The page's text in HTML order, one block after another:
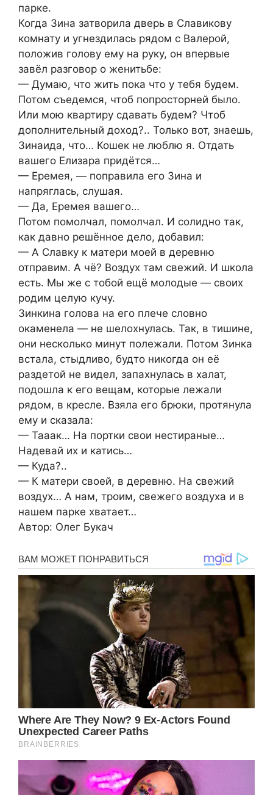
парке.
Когда Зина затворила дверь в Славикову
комнату и угнездилась рядом с Валерой,
положив голову ему на руку, он впервые
завёл разговор о женитьбе:
— Думаю, что жить пока что у тебя будем.
Потом съедемся, чтоб попросторней было.
Или мою квартиру сдавать будем? Чтоб
дополнительный доход?.. Только вот, знаешь,
Зинаида, что… Кошек не люблю я. Отдать
вашего Елизара придётся…
— Еремея, — поправила его Зина и
напряглась, слушая.
— Да, Еремея вашего…
Потом помолчал, помолчал. И солидно так,
как давно решённое дело, добавил:
— А Славку к матери моей в деревню
отправим. А чё? Воздух там свежий. И школа
есть. Мы же с тобой ещё молодые — своих
родим целую кучу.
Зинкина голова на его плече словно
окаменела — не шелохнулась. Так, в тишине,
они несколько минут полежали. Потом Зинка
встала, стыдливо, будто никогда он её
раздетой не видел, запахнулась в халат,
подошла к его вещам, которые лежали
рядом, в кресле. Взяла его брюки, протянула
ему и сказала:
— Тааак… На портки свои нестираные…
Надевай их и катись…
— Куда?..
— К матери своей, в деревню. На свежий
воздух… А нам, троим, свежего воздуха и в
нашем парке хватает…
Автор: Олег Букач